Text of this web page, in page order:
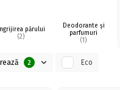
Îngrijirea părului
(2)
Deodorante și
parfumuri
(1)
2 Eco